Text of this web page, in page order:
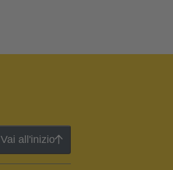
Vai all'inizio